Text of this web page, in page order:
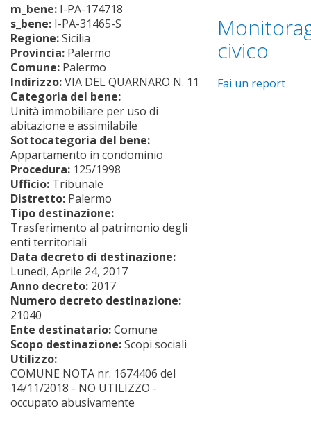
m_bene: I-PA-174718
s_bene: I-PA-31465-S
Regione:Sicilia
Provincia: Palermo
Comune: Palermo
Indirizzo:VIA DEL QUARNARO N. 11
Categoria del bene:
Unità immobiliare per uso di
abitazione e assimilabile
Sottocategoria del bene:
Appartamento in condominio
Procedura: 125/1998
Ufficio: Tribunale
Distretto: Palermo
Tipo destinazione:
Trasferimento al patrimonio degli
enti territoriali
Data decreto di destinazione:
Lunedì, Aprile 24, 2017
Anno decreto: 2017
Numero decreto destinazione:
21040
Ente destinatario:Comune
Scopo destinazione:Scopi sociali
Utilizzo:
COMUNE NOTA nr. 1674406 del
14/11/2018 - NO UTILIZZO -
occupato abusivamente
civico
Fai un report